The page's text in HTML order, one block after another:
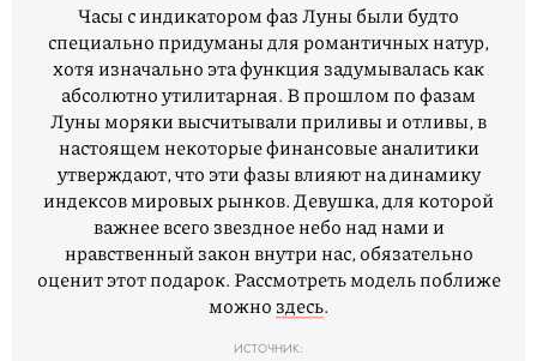
Часы с индикатором фаз Луны были будто
специально придуманы для романтичных натур,
хотя изначально эта функция задумывалась как
абсолютно утилитарная. В прошлом по фазам
Луны моряки высчитывали приливы и отливы, в
настоящем некоторые финансовые аналитики
утверждают, что эти фазы влияют на динамику
индексов мировых рынков. Девушка, для которой
важнее всего звездное небо над нами и
нравственный закон внутри нас, обязательно
оценит этот подарок. Рассмотреть модель поближе
можно здесь.
ИСТОЧНИК: